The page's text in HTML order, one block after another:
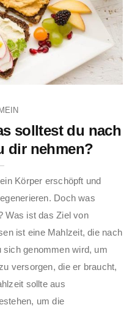
solltest du nach
dir nehmen?
Körper erschöpft und
Doch was
Was ist das Ziel von
ist eine Mahlzeit, die nach
sich genommen wird, um
versorgen, die er braucht,
sollte aus
um die